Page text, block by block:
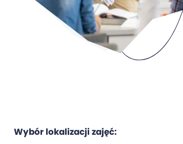
Wybór lokalizacji zajęć: